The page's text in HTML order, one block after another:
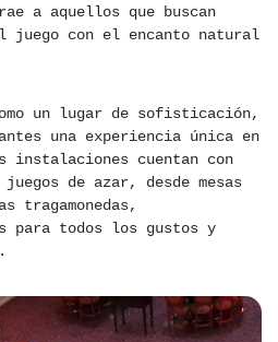
a aquellos que buscan
juego con el encanto natural
un lugar de sofisticación,
una experiencia única en
cuentan con
de azar, desde mesas
tragamonedas,
para todos los gustos y